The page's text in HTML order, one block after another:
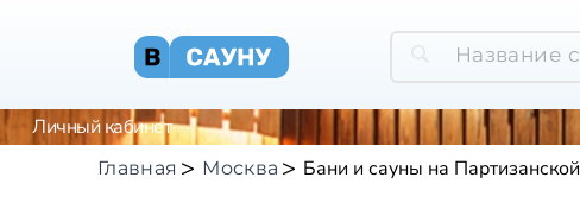
Личный кабинет
Главная Москва Бани и сауны на Партизанской